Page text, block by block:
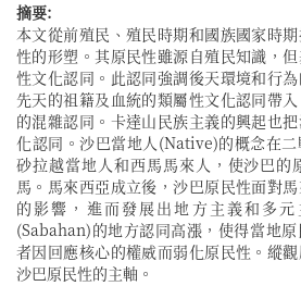
摘要:
本文從前殖民、殖民時期和國族國家時
性的形塑。其原民性雖源自殖民知識，
性文化認同。此認同強調後天環境和行
先天的祖籍及血統的類屬性文化認同帶
的混雜認同。卡達山民族主義的興起也
化認同。沙巴當地人(Native)的概念在
砂拉越當地人和西馬馬來人，使沙巴的
馬。馬來西亞成立後，沙巴原民性面對
的影響，進而發展出地方主義和多
(Sabahan)的地方認同高漲，使得當地
者因回應核心的權威而弱化原民性。縱
沙巴原民性的主軸。